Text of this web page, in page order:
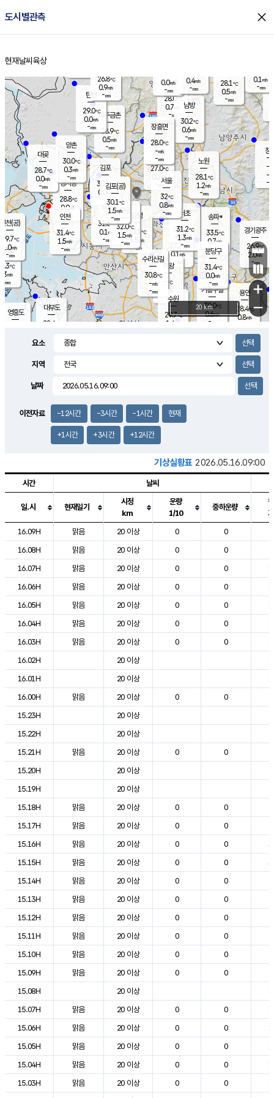
도시별관측 close
홈
현재날씨 육상
의도
℃
m/s
mm
영흥도
양주
28.0℃
0.7
-mm
과천
27.7℃
0.1m/s
- mm
용인
28.4℃
0.8m/s
경기광주
26.9℃
2.0m/s
-mm
0.0m/s
대부도
28.4
경서동
28.8℃
0.0m/s
-mm
파주금촌
28.9℃
0.5m/s
-mm
28.1℃
0.5m/s
-mm
대곶
28.7℃
0.0m/s
-mm
창
-
-m/
-
탄현
29.0℃
0.0m/s
-mm
0.1 m/s
-mm
의왕
- ℃
m/s
mm
김포
30.1℃
0.0 m/s
mm
광명
33.1
℃
1.5 m/s
-mm
부천
31.6℃
0.1 m/s
-mm
양촌
30.0℃
0.3m/s
-mm
구로
32.0℃
1.5m/s
-mm
은평
27.0℃
0.2 m/s
- mm
노원
28.1℃
1.2m/s
-mm
송파*
33.5℃
0.7m/s
-mm
서초
31.2℃
1.3m/s
-mm
남방
30.2℃
0.6m/s
-mm
기흥구갈
30.0℃
0.6m/s
-
수리산길
30.8℃
-m/s
-mm
분당구
31.4℃
0.0m/s
-mm
장흥면
28.0℃
-m/s
-mm
0.0m/s
-mm
인천(공)
29.7℃
1.0m/s
-mm
김포(공)
30.1℃
1.5m/s
-mm
수원
29.7℃
1.4 m/s
인천
31.4℃
1.5m/s
-mm
서울
32℃
0.8m/s
-mm
26.8℃
0.9m/s
-mm
0.4m/s
-mm
+
−
20 km
요소
지역
날짜
이전자료 -12시간 -3시간 -1시간 현재
+1시간 +3시간 +12시간
기상실황표 2026.05.16.09:00
도시별 기상실황표로 지점, 날씨, 기온, 강수, 바람, 기압등을 안내한 표입
시간 날씨
일.시 현재일기
시정
km
운량
1/10
중하운량
16.09H
맑음 20 이상 0 0
16.08H
맑음 20 이상 0 0
16.07H
맑음 20 이상 0 0
16.06H
맑음 20 이상 0 0
16.05H
맑음 20 이상 0 0
16.04H
맑음 20 이상 0 0
16.03H
맑음 20 이상 0 0
16.02H
20 이상
16.01H
20 이상
16.00H
맑음 20 이상 0 0
15.23H
20 이상
15.22H
20 이상
15.21H
맑음 20 이상 0 0
15.20H
20 이상
15.19H
20 이상
15.18H
맑음 20 이상 0 0
15.17H
맑음 20 이상 0 0
15.16H
맑음 20 이상 0 0
15.15H
맑음 20 이상 0 0
15.14H
맑음 20 이상 0 0
15.13H
맑음 20 이상 0 0
15.12H
맑음 20 이상 0 0
15.11H
맑음 20 이상 0 0
15.10H
맑음 20 이상 0 0
15.09H
맑음 20 이상 0 0
15.08H
20 이상
15.07H
맑음 20 이상 0 0
15.06H
맑음 20 이상 0 0
15.05H
맑음 20 이상 0 0
15.04H
맑음 20 이상 0 0
15.03H
맑음 20 이상 0 0